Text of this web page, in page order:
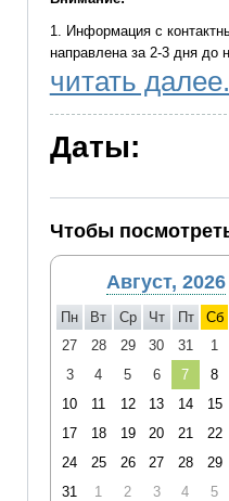
1. Информация с
направлена за 2-3 дня до
2. Заселение в гостиницу
номеров в гостинице
общего объема и
ориентировочное.
Транспортное
человек
сохраняют
читать
Даты:
Чтобы
Август, 2026
Пн Вт Ср Чт Пт
Сб
27
28 29 30 31
1
3
4 5 6 7
8
10
11 12 13 14
15
17
18 19 20 21
22
24
25 26 27 28
29
31
1 2 3 4 5